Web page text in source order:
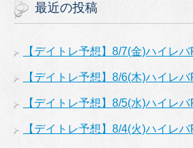
最近の投稿
【デイトレ予想】8/7(金)ハイレバ
【デイトレ予想】8/6(木)ハイレバ
【デイトレ予想】8/5(水)ハイレバ
【デイトレ予想】8/4(火)ハイレバ